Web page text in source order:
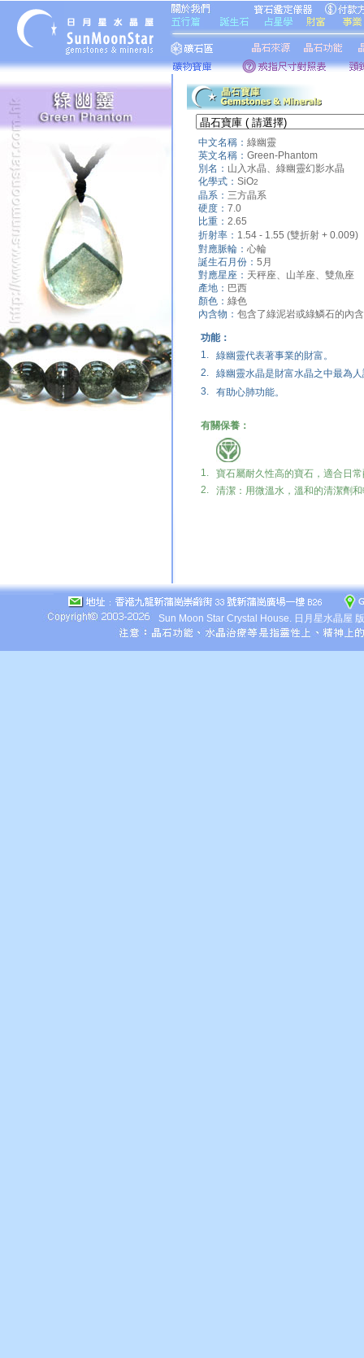
中文名稱： 綠幽靈
英文名稱： Green-Phantom
別名： 山入水晶、綠幽靈幻影水晶
化學式： SiO2
晶系： 三方晶系
硬度： 7.0
比重： 2.65
折射率： 1.54 - 1.55 (雙折射 + 0.009)
對應脈輪： 心輪
誕生石月份： 5月
對應星座： 天秤座、山羊座、雙魚座
產地： 巴西
顏色： 綠色
內含物： 包含了綠泥岩或綠鱗石的內
功能：
1.
綠幽靈代表著事業的財富。
2.
綠幽靈水晶是財富水晶之中最為
3.
有助心肺功能。
有關保養：
1.
寶石屬耐久性高的寶石，適合日
2.
清潔：用微溫水，溫和的清潔劑
Sun Moon Star Crystal House. 日月星水晶屋